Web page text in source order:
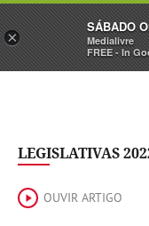
Sábado
LEGISLATIVAS
OUVIR ARTIGO
×
SÁBADO
Medialivre
FREE - In